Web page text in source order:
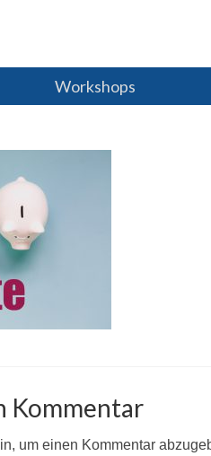
Workshops
Kommentar
um einen Kommentar